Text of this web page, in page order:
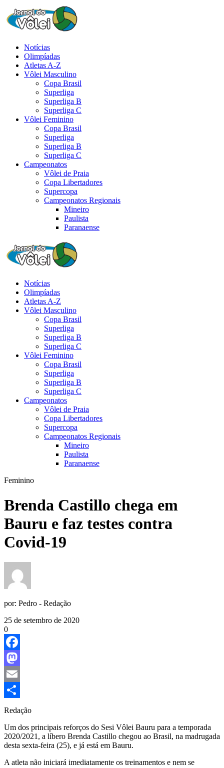
Notícias
Olimpíadas
Atletas A-Z
Vôlei Masculino
Copa Brasil
Superliga
Superliga B
Superliga C
Vôlei Feminino
Copa Brasil
Superliga
Superliga B
Superliga C
Campeonatos
Vôlei de Praia
Copa Libertadores
Supercopa
Campeonatos Regionais
Mineiro
Paulista
Paranaense
Notícias
Olimpíadas
Atletas A-Z
Vôlei Masculino
Copa Brasil
Superliga
Superliga B
Superliga C
Vôlei Feminino
Copa Brasil
Superliga
Superliga B
Superliga C
Campeonatos
Vôlei de Praia
Copa Libertadores
Supercopa
Campeonatos Regionais
Mineiro
Paulista
Paranaense
Feminino
Brenda Castillo chega em
Bauru e faz testes contra
Covid-19
por: Pedro - Redação
25 de setembro de 2020
0
Facebook
Mastodon
Email
Share
Redação
Um dos principais reforços do Sesi Vôlei Bauru para a temporada
2020/2021, a líbero Brenda Castillo chegou ao Brasil, na madrugada
desta sexta-feira (25), e já está em Bauru.
A atleta não iniciará imediatamente os treinamentos e nem se